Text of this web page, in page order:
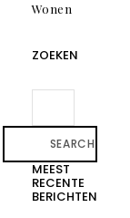
Wonen
ZOEKEN
SEARCH
MEEST
RECENTE
BERICHTEN